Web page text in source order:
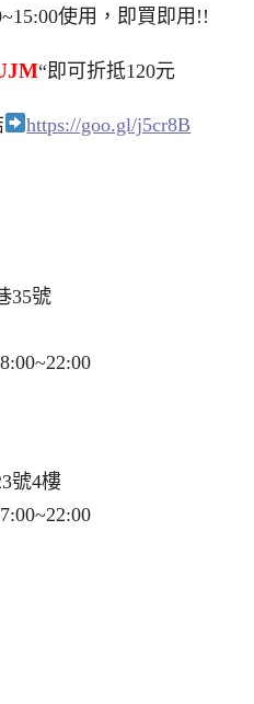
使用，即買即用!!
“即可折抵120元
https://goo.gl/j5cr8B
35號
號4樓